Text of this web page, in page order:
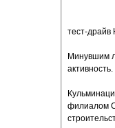
тест-драйв
Минувшим
активность.
филиалом